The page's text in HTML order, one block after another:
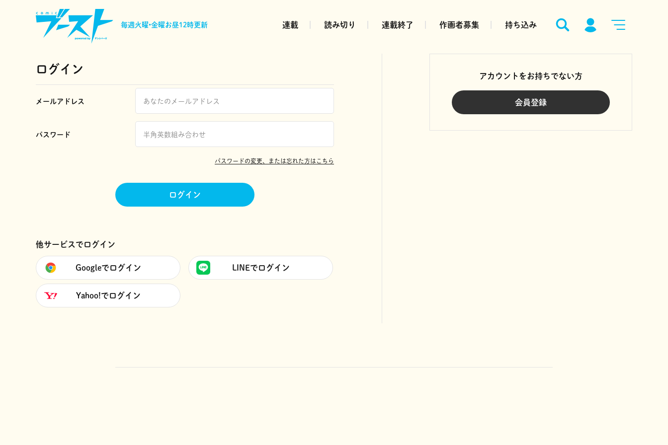
毎週火曜•金曜お昼12時更新 連載 読み切り 連載終了 作画者募集 持ち込み
ログイン
メールアドレス
パスワード
パスワードの変更、または忘れた方はこちら
ログイン
他サービスでログイン
Googleでログイン LINEでログイン
Yahoo!でログイン
アカウントをお持ちでない方
会員登録